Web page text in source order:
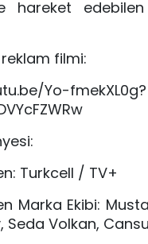
hareket
reklam filmi:
Yo-fmekXL0g?
Turkcell / TV+
Marka Ekibi:
Seda Volkan,